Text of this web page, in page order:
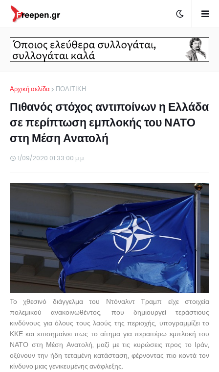
Αρχική σελίδα ΠΟΛΙΤΙΚΗ
Πιθανός στόχος αντιποίνων η Ελλάδα
σε περίπτωση εμπλοκής του ΝΑΤΟ
στη Μέση Ανατολή
1/09/2020 01:33:00 μ.μ.
Το χθεσινό διάγγελμα του Ντόναλντ Τραμπ είχε στοιχεία
πολεμικού ανακοινωθέντος, που δημιουργεί τεράστιους
κινδύνους για όλους τους λαούς της περιοχής, υπογραμμίζει το
ΚΚΕ και επισημαίνει πως το αίτημα για περαιτέρω εμπλοκή του
ΝΑΤΟ στη Μέση Ανατολή, μαζί με τις κυρώσεις προς το Ιράν,
οξύνουν την ήδη τεταμένη κατάσταση, φέρνοντας πιο κοντά τον
κίνδυνο μιας γενικευμένης ανάφλεξης.